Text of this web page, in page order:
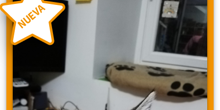
NUEVA